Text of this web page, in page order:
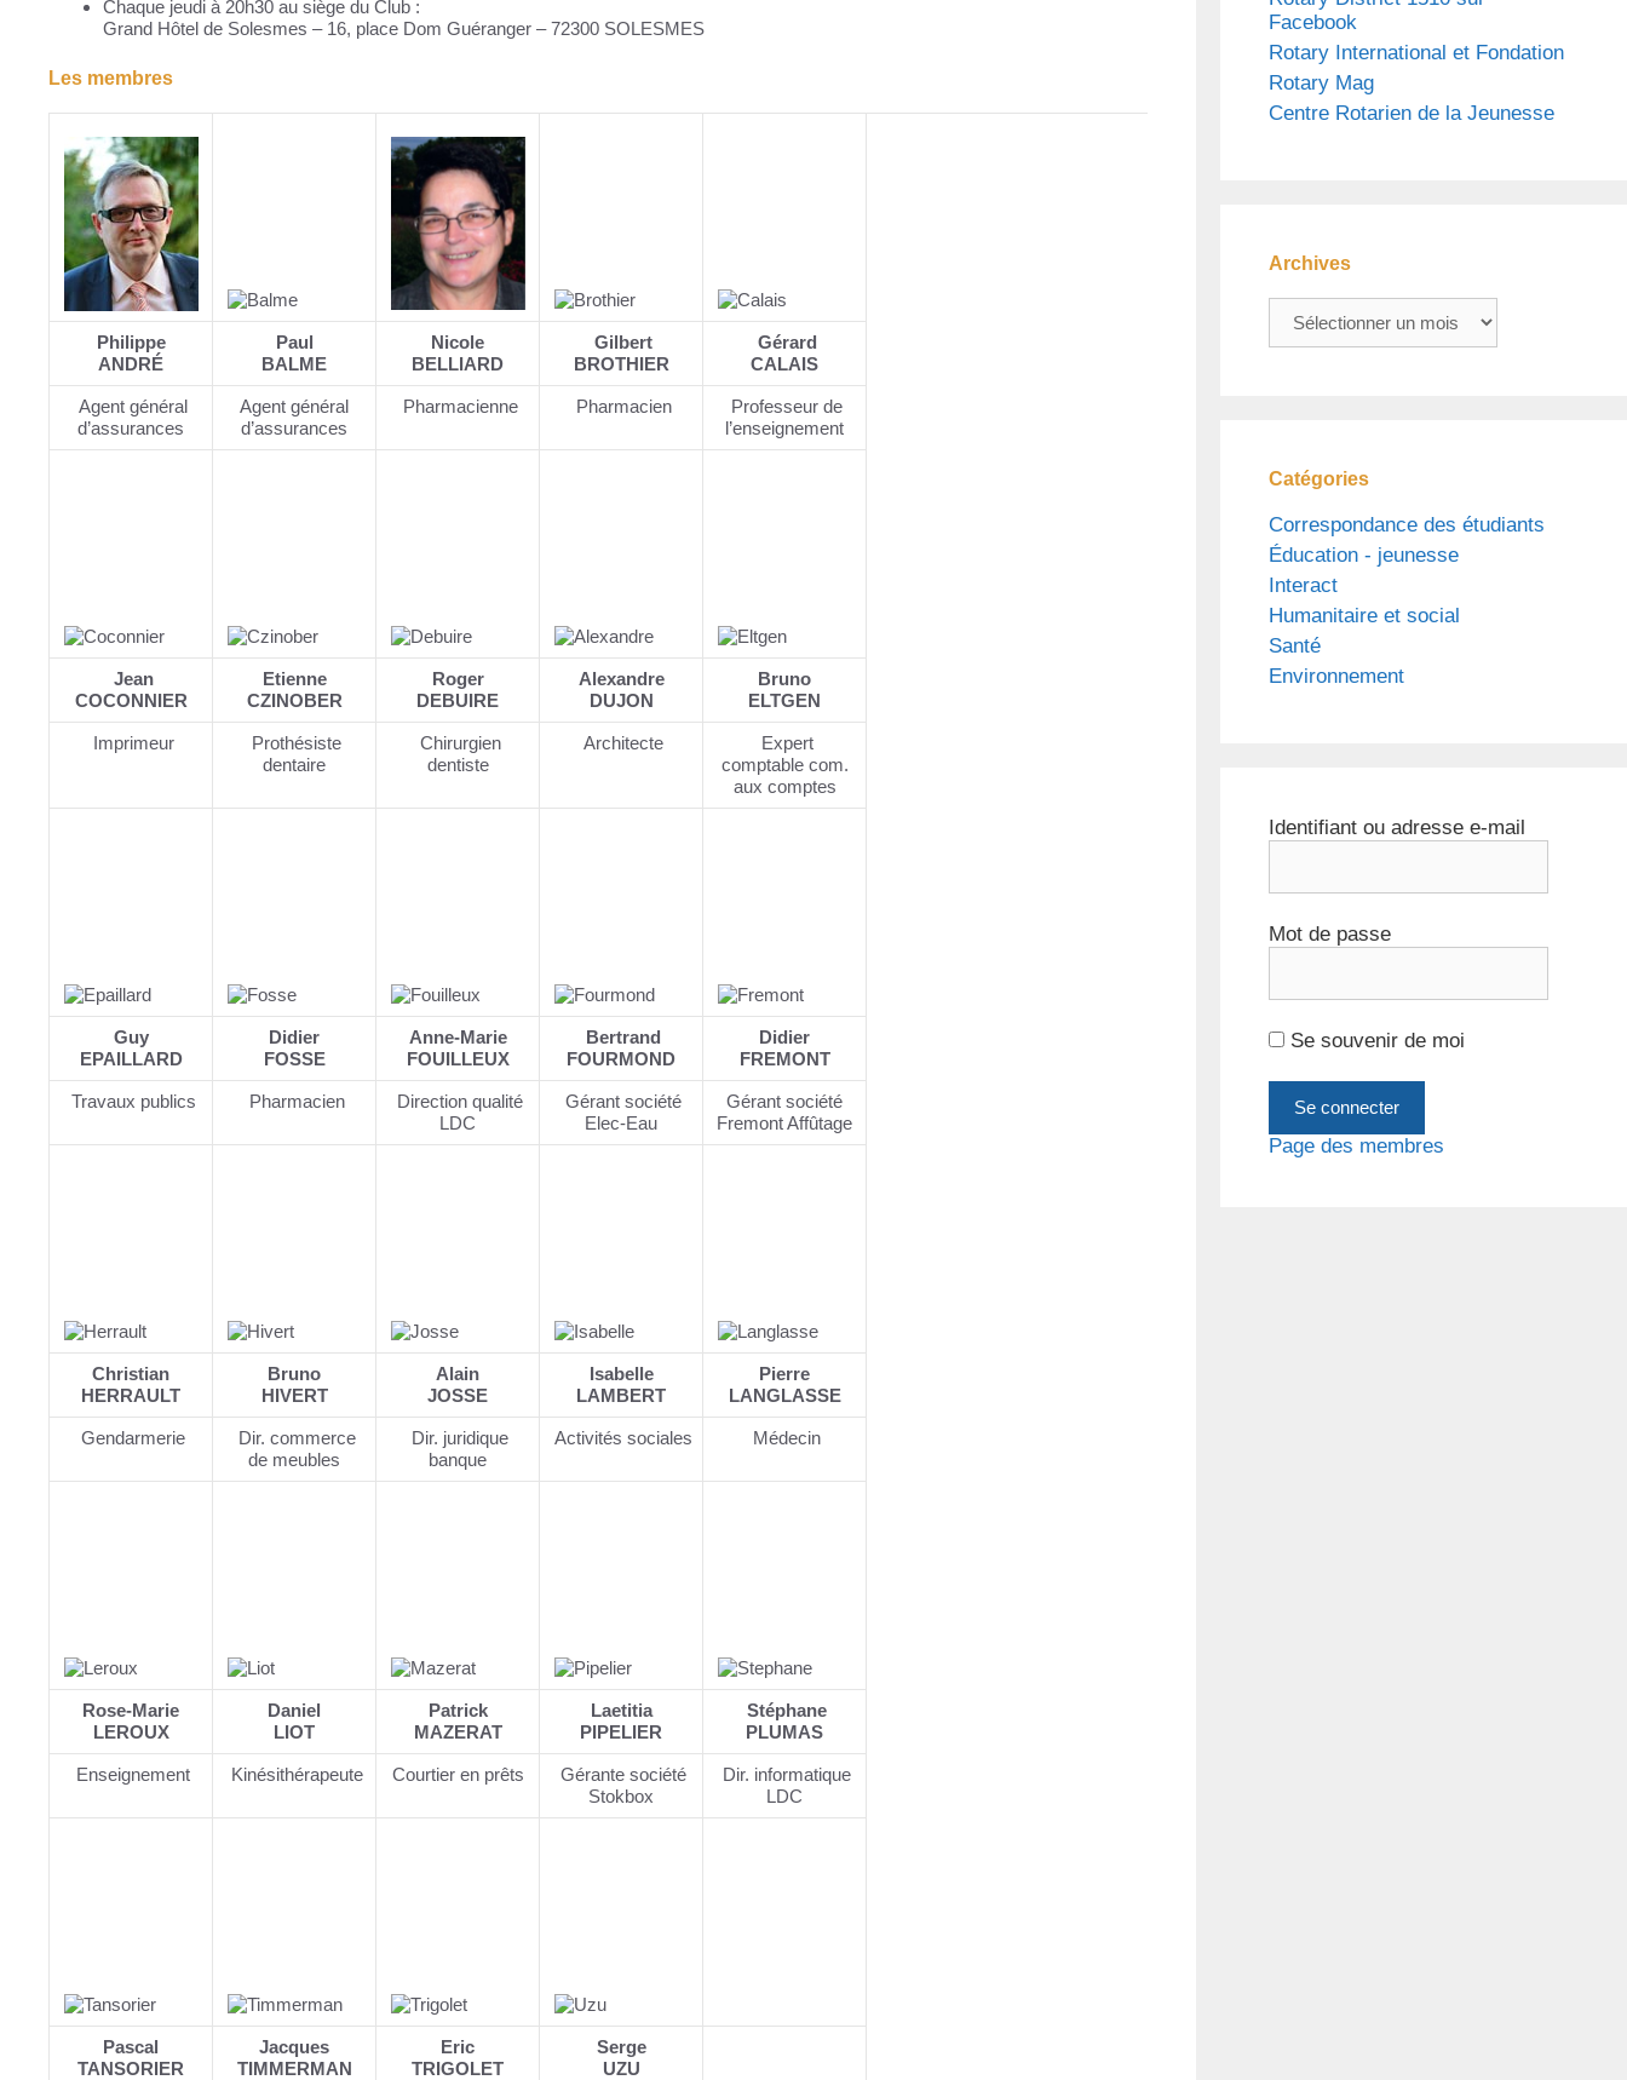
Chaque jeudi à 20h30 au siège du Club :
Grand Hôtel de Solesmes – 16, place Dom Guéranger – 72300 SOLESMES
Les membres
Philippe
ANDRÉ
Paul
BALME
Nicole
BELLIARD
Gilbert
BROTHIER
Gérard
CALAIS
Agent général
d’assurances
Agent général
d’assurances
Pharmacienne Pharmacien
Professeur de
l’enseignement
Jean
COCONNIER
Etienne
CZINOBER
Roger
DEBUIRE
Alexandre
DUJON
Bruno
ELTGEN
Imprimeur
Prothésiste
dentaire
Chirurgien
dentiste
Architecte
Expert
comptable com.
aux comptes
Guy
EPAILLARD
Didier
FOSSE
Anne-Marie
FOUILLEUX
Bertrand
FOURMOND
Didier
FREMONT
Travaux publics Pharmacien
Direction qualité
LDC
Gérant société
Elec-Eau
Gérant société
Fremont Affûtage
Christian
HERRAULT
Bruno
HIVERT
Alain
JOSSE
Isabelle
LAMBERT
Pierre
LANGLASSE
Gendarmerie
Dir. commerce
de meubles
Dir. juridique
banque
Activités sociales Médecin
Rose-Marie
LEROUX
Daniel
LIOT
Patrick
MAZERAT
Laetitia
PIPELIER
Stéphane
PLUMAS
Enseignement Kinésithérapeute Courtier en prêts
Gérante société
Stokbox
Dir. informatique
LDC
Pascal
TANSORIER
Jacques
TIMMERMAN
Eric
TRIGOLET
Serge
UZU
Facebook
Rotary International et Fondation
Rotary Mag
Centre Rotarien de la Jeunesse
Archives
Archives
Catégories
Correspondance des étudiants
Éducation - jeunesse
Interact
Humanitaire et social
Santé
Environnement
Identifiant ou adresse e-mail
Mot de passe
Se souvenir de moi
Page des membres